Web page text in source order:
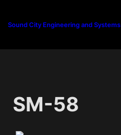
Sound City Engineering and Systems
SM-58